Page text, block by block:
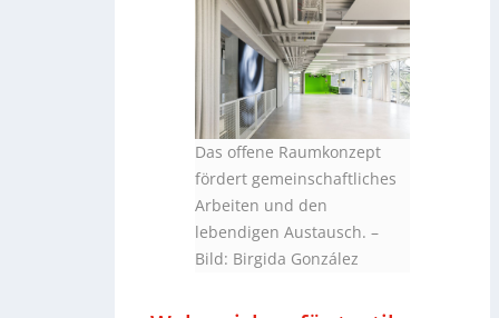
Das offene Raumkonzept
fördert gemeinschaftliches
Arbeiten und den
lebendigen Austausch.–
Bild: Birgida González